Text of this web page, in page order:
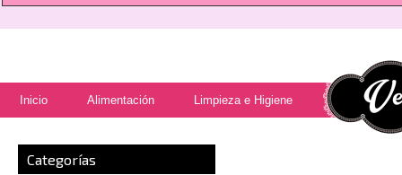
Inicio Alimentación Limpieza e Higiene
Categorías